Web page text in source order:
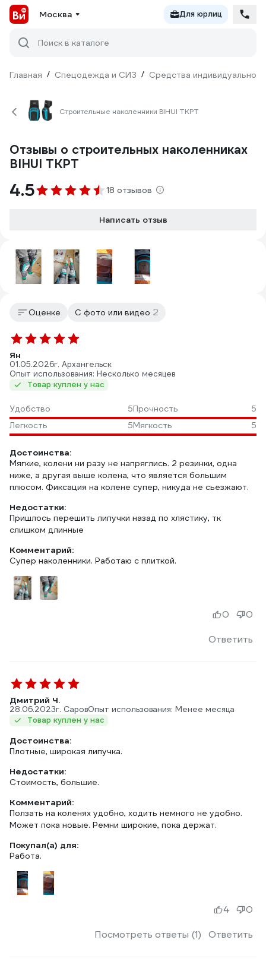
Москва Для юрлиц
Поиск в каталоге
Главная / Спецодежда и СИЗ / Средства индивидуальной
Строительные наколенники BIHUI TKPT
Отзывы о строительных наколенниках
BIHUI TKPT
4.5 18 отзывов
Написать отзыв
Оценке С фото или видео 2
Ян
01.05.2026г. Архангельск
Опыт использования: Несколько месяцев
Товар куплен у нас
Удобство 5Прочность
5
Легкость
5Мягкость 5
Достоинства:
Мягкие, колени ни разу не напряглись. 2 резинки, одна
ниже, а другая выше колена, что является большим
плюсом. Фиксация на колене супер, никуда не сьезжают.
Недостатки:
Пришлось перешить липучки назад по хлястику, тк
Комментарий:
Супер наколенники. Работаю с плиткой.
Ответить
0 0
Дмитрий Ч.
28.06.2023г. СаровОпыт использования: Менее месяца
Товар куплен у нас
Достоинства:
Плотные, широкая липучка.
Недостатки:
Стоимость, большие.
Комментарий:
Ползать на коленях удобно, ходить немного не удобно.
Может пока новые. Ремни широкие, пока держат.
Покупал(а) для:
Работа.
Посмотреть ответы (1) Ответить
4 0